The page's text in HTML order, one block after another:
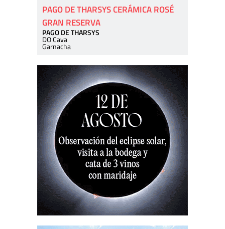
PAGO DE THARSYS CERÁMICA ROSÉ
GRAN RESERVA
PAGO DE THARSYS
DO Cava
Garnacha